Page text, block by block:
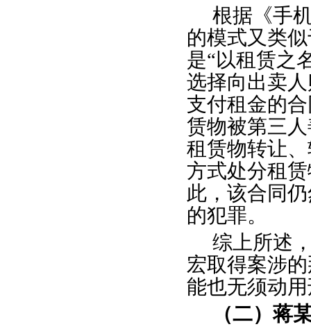
根据《手
的模式又类
是“以租赁之
选择向出卖
支付租金的
赁物被第三
租赁物转让
方式处分租
此，该合同
的犯罪。
综上所述
宏取得案涉
能也无须动
（二）蒋